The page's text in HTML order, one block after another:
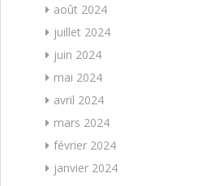
août 2024
juillet 2024
juin 2024
mai 2024
avril 2024
mars 2024
février 2024
janvier 2024